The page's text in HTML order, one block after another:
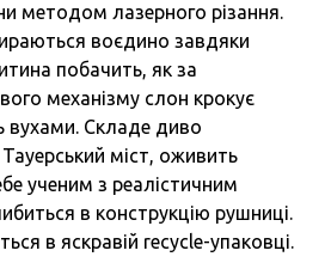
методом лазерного різання.
воєдино завдяки
побачить, як за
механізму слон крокує
Складе диво
міст, оживить
ученим з реалістичним
в конструкцію рушниці.
в яскравій recycle-упаковці.